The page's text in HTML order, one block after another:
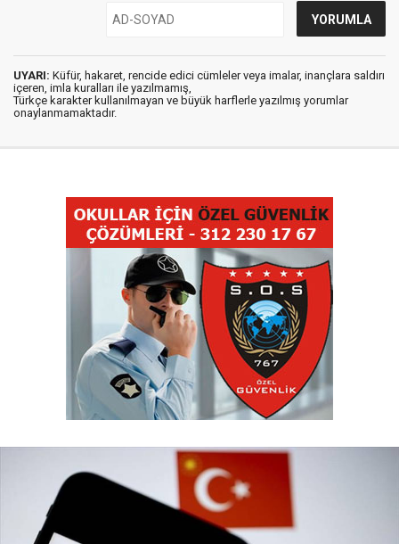
UYARI: Küfür, hakaret, rencide edici cümleler veya imalar, inançlara saldırı
içeren, imla kuralları ile yazılmamış,
Türkçe karakter kullanılmayan ve büyük harflerle yazılmış yorumlar
onaylanmamaktadır.